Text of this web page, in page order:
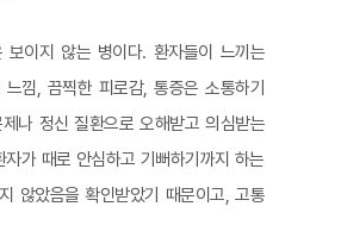
보이지 않는 병이다. 환자들이 느끼는
낌, 끔찍한 피로감, 통증은 소통하기
나 정신 질환으로 오해받고 의심받는
자가 때로 안심하고 기뻐하기까지 하는
않았음을 확인받았기 때문이고, 고통